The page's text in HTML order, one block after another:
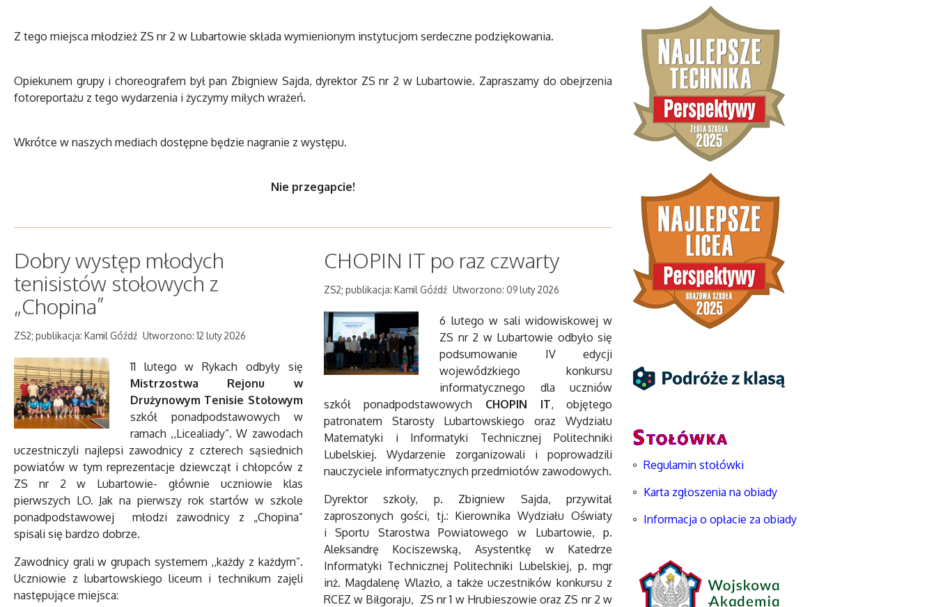
Z tego miejsca młodzież ZS nr 2 w Lubartowie składa wymienionym instytucjom serdeczne podziękowania.
Opiekunem grupy i choreografem był pan Zbigniew Sajda, dyrektor ZS nr 2 w Lubartowie. Zapraszamy do obejrzenia
fotoreportażu z tego wydarzenia i życzymy miłych wrażeń.
Wkrótce w naszych mediach dostępne będzie nagranie z występu.
Nie przegapcie!
Dobry występ młodych
tenisistów stołowych z
„Chopina”
ZS2; publikacja: Kamil Góźdź Utworzono: 12 luty 2026
11 lutego w Rykach odbyły się
Mistrzostwa Rejonu w
Drużynowym Tenisie Stołowym
szkół ponadpodstawowych w
ramach ,,Licealiady”. W zawodach
uczestniczyli najlepsi zawodnicy z czterech sąsiednich
powiatów w tym reprezentacje dziewcząt i chłopców z
ZS nr 2 w Lubartowie- głównie uczniowie klas
pierwszych LO. Jak na pierwszy rok startów w szkole
ponadpodstawowej młodzi zawodnicy z „Chopina”
spisali się bardzo dobrze.
Zawodnicy grali w grupach systemem ,,każdy z każdym”.
Uczniowie z lubartowskiego liceum i technikum zajęli
następujące miejsca:
CHOPIN IT po raz czwarty
ZS2; publikacja: Kamil Góźdź Utworzono: 09 luty 2026
6 lutego w sali widowiskowej w
ZS nr 2 w Lubartowie odbyło się
podsumowanie IV edycji
wojewódzkiego konkursu
informatycznego dla uczniów
szkół ponadpodstawowych CHOPIN IT, objętego
patronatem Starosty Lubartowskiego oraz Wydziału
Matematyki i Informatyki Technicznej Politechniki
Lubelskiej. Wydarzenie zorganizowali i poprowadzili
nauczyciele informatycznych przedmiotów zawodowych.
Dyrektor szkoły, p. Zbigniew Sajda, przywitał
zaproszonych gości, tj.: Kierownika Wydziału Oświaty
i Sportu Starostwa Powiatowego w Lubartowie, p.
Aleksandrę Kociszewską, Asystentkę w Katedrze
Informatyki Technicznej Politechniki Lubelskiej, p. mgr
inż. Magdalenę Wlazło, a także uczestników konkursu z
RCEZ w Biłgoraju, ZS nr 1 w Hrubieszowie oraz ZS nr 2 w
Regulamin stołówki
Karta zgłoszenia na obiady
Informacja o opłacie za obiady